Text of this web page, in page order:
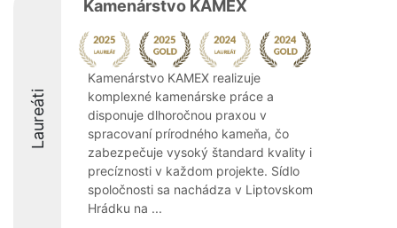
Laureáti
Kamenárstvo KAMEX
Kamenárstvo KAMEX realizuje
komplexné kamenárske práce a
disponuje dlhoročnou praxou v
spracovaní prírodného kameňa, čo
zabezpečuje vysoký štandard kvality i
precíznosti v každom projekte. Sídlo
spoločnosti sa nachádza v Liptovskom
Hrádku na ...